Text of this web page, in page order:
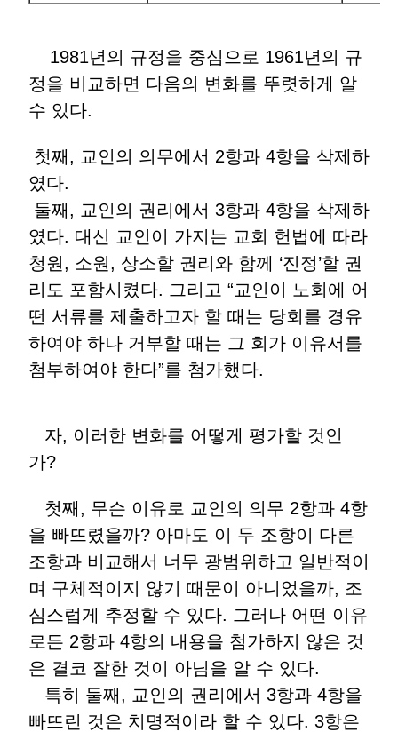
1981년의 규정을 중심으로 1961년의 규
정을 비교하면 다음의 변화를 뚜렷하게 알
수 있다.
첫째, 교인의 의무에서 2항과 4항을 삭제하
였다.
둘째, 교인의 권리에서 3항과 4항을 삭제하
였다. 대신 교인이 가지는 교회 헌법에 따라
청원, 소원, 상소할 권리와 함께 ‘진정’할 권
리도 포함시켰다. 그리고 “교인이 노회에 어
떤 서류를 제출하고자 할 때는 당회를 경유
하여야 하나 거부할 때는 그 회가 이유서를
첨부하여야 한다”를 첨가했다.
자, 이러한 변화를 어떻게 평가할 것인
가?
첫째, 무슨 이유로 교인의 의무 2항과 4항
을 빠뜨렸을까? 아마도 이 두 조항이 다른
조항과 비교해서 너무 광범위하고 일반적이
며 구체적이지 않기 때문이 아니었을까, 조
심스럽게 추정할 수 있다. 그러나 어떤 이유
로든 2항과 4항의 내용을 첨가하지 않은 것
은 결코 잘한 것이 아님을 알 수 있다.
특히 둘째, 교인의 권리에서 3항과 4항을
빠뜨린 것은 치명적이라 할 수 있다. 3항은